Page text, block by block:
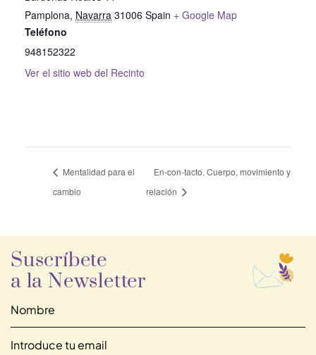
Pamplona, Navarra 31006 Spain + Google Map
Teléfono
948152322
Ver el sitio web del Recinto
Mentalidad para el
cambio
En-con-tacto. Cuerpo, movimiento y
relación
Suscríbete
a la Newsletter